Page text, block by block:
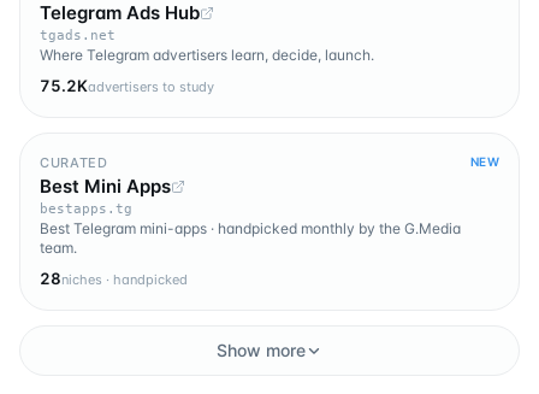
Telegram Ads Hub
tgads.net
Where Telegram advertisers learn, decide, launch.
75.2Kadvertisers to study
CURATED NEW
Best Mini Apps
bestapps.tg
Best Telegram mini-apps · handpicked monthly by the G.Media
team.
28niches · handpicked
Show more